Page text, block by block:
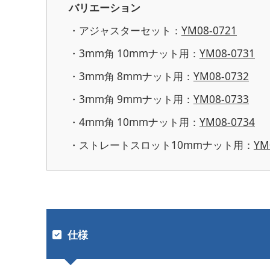
バリエーション
・アジャスターセット： YM08-0721
・3mm角 10mmナット用： YM08-0731
・3mm角 8mmナット用： YM08-0732
・3mm角 9mmナット用： YM08-0733
・4mm角 10mmナット用： YM08-0734
・ストレートスロット10mmナット用：
仕様